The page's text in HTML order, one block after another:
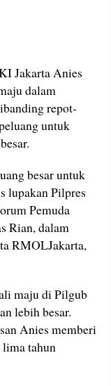
Jakarta Anies
dalam
repot-
untuk
besar untuk
lupakan Pilpres
Pemuda
Rian, dalam
RMOLJakarta,
maju di Pilgub
lebih besar.
Anies memberi
tahun